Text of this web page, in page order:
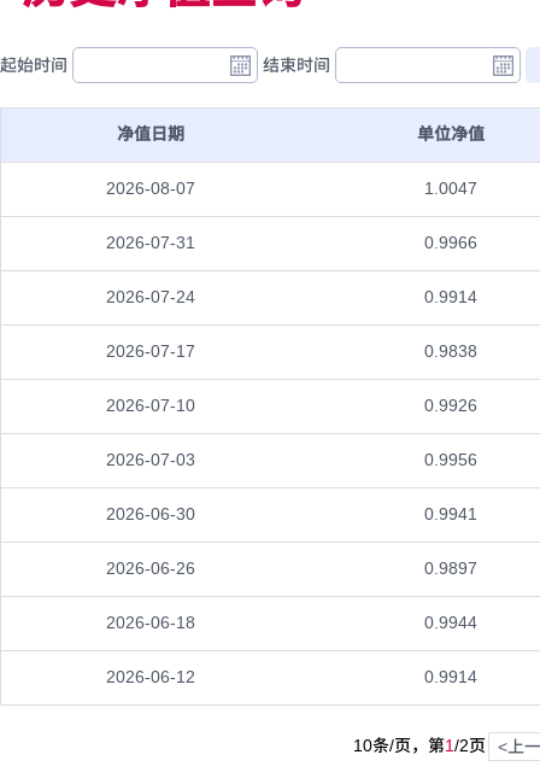
起始时间 结束时间
净值日期 单位净值
2026-08-07 1.0047
2026-07-31 0.9966
2026-07-24 0.9914
2026-07-17 0.9838
2026-07-10 0.9926
2026-07-03 0.9956
2026-06-30 0.9941
2026-06-26 0.9897
2026-06-18 0.9944
2026-06-12 0.9914
10条/页，第1/2页 <上